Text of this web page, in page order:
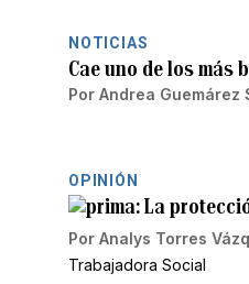
NOTICIAS
Cae uno de los más
Por Andrea Guemárez
OPINIÓN
La
Por Analys Torres
Trabajadora Social